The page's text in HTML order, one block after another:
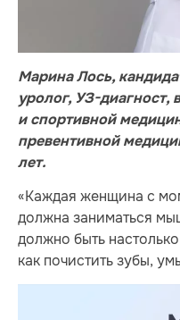
Марина Лось,
уролог, УЗ-диагност,
и спортивной
превентивной
лет.
«Каждая женщина с
должна заниматься
должно быть
как почистить зубы,